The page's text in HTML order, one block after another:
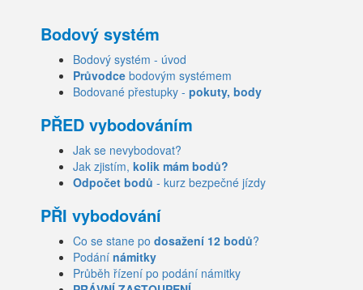
Bodový systém
Bodový systém - úvod
Průvodce bodovým systémem
Bodované přestupky - pokuty, body
PŘED vybodováním
Jak se nevybodovat?
Jak zjistím, kolik mám bodů?
Odpočet bodů - kurz bezpečné jízdy
PŘI vybodování
Co se stane po dosažení 12 bodů?
Podání námitky
Průběh řízení po podání námitky